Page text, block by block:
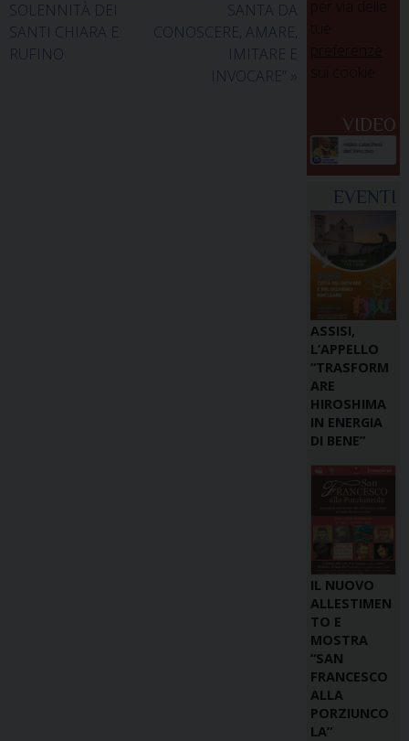
SOLENNITÀ DEI
SANTI CHIARA E
RUFINO
SANTA DA
CONOSCERE, AMARE,
IMITARE E
INVOCARE” »
VIDEO
EVENTI
ASSISI,
L’APPELLO
“TRASFORM
ARE
HIROSHIMA
IN ENERGIA
DI BENE”
IL NUOVO
ALLESTIMEN
TO E
MOSTRA
“SAN
FRANCESCO
ALLA
PORZIUNCO
LA”